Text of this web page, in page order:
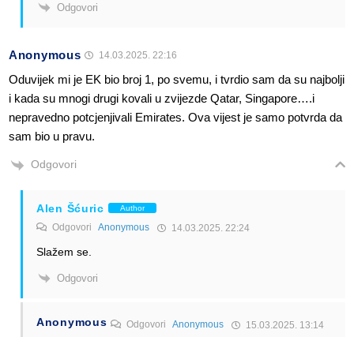
Odgovori
Anonymous 14.03.2025. 22:16
Oduvijek mi je EK bio broj 1, po svemu, i tvrdio sam da su najbolji
i kada su mnogi drugi kovali u zvijezde Qatar, Singapore….i
nepravedno potcjenjivali Emirates. Ova vijest je samo potvrda da
sam bio u pravu.
Odgovori
Alen Šćuric Author
Odgovori Anonymous 14.03.2025. 22:24
Slažem se.
Odgovori
Anonymous OdgovoriAnonymous 15.03.2025. 13:14